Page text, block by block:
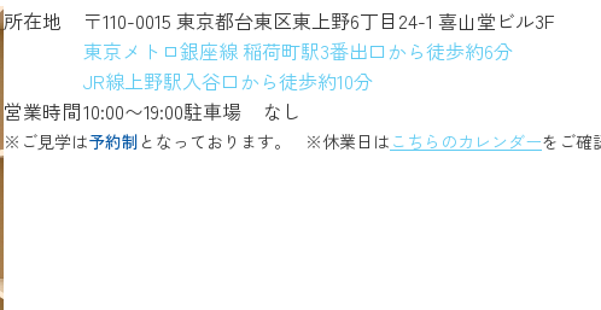
所在地
〒110-0015 東京都台東区東上野6丁目24-1 喜山堂ビル3F
東京メトロ銀座線 稲荷町駅3番出口から徒歩約6分
JR線上野駅入谷口から徒歩約10分
営業時間10:00〜19:00駐車場 なし
※ご見学は予約制 となっております。 ※休業日は こちらのカレンダーをご確